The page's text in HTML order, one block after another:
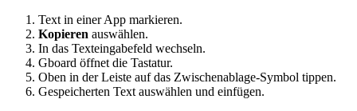
Text in einer App markieren.
Kopieren auswählen.
In das Texteingabefeld wechseln.
Gboard öffnet die Tastatur.
Oben in der Leiste auf das Zwischenablage-Symbol tippen.
Gespeicherten Text auswählen und einfügen.